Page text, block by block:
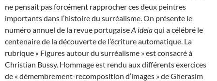
ne pensait pas forcément rapprocher ces deux peintres
importants dans l’histoire du surréalisme. On présente le
numéro annuel de la revue portugaiseA ideiaqui a célébré le
centenaire de la découverte de l’écriture automatique. La
rubrique « Figures autour du surréalisme » est consacré à
Christian Bussy. Hommage est rendu aux différents exercices
de « démembrement-recomposition d’images » de Gherasim